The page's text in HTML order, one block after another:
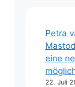
Petra
eine
22. Juli